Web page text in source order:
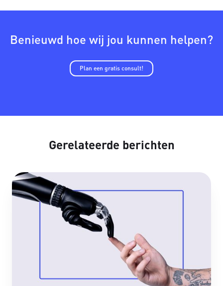
Benieuwd hoe wij jou kunnen helpen?
Plan een gratis consult!
Gerelateerde berichten